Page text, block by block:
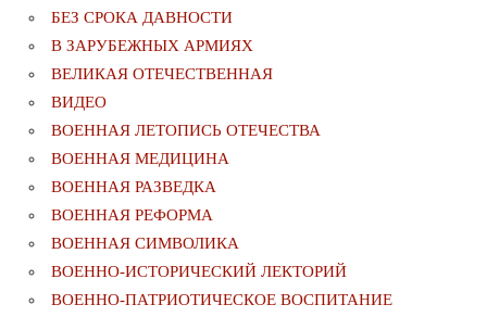
БЕЗ СРОКА ДАВНОСТИ
В ЗАРУБЕЖНЫХ АРМИЯХ
ВЕЛИКАЯ ОТЕЧЕСТВЕННАЯ
ВИДЕО
ВОЕННАЯ ЛЕТОПИСЬ ОТЕЧЕСТВА
ВОЕННАЯ МЕДИЦИНА
ВОЕННАЯ РАЗВЕДКА
ВОЕННАЯ РЕФОРМА
ВОЕННАЯ СИМВОЛИКА
ВОЕННО-ИСТОРИЧЕСКИЙ ЛЕКТОРИЙ
ВОЕННО-ПАТРИОТИЧЕСКОЕ ВОСПИТАНИЕ